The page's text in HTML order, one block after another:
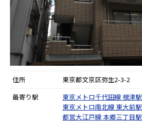
住所
東京都文京区弥生2-3-2
最寄り駅
東京メトロ千代田線根津駅
東京メトロ南北線 東大前駅
都営大江戸線本郷三丁目駅